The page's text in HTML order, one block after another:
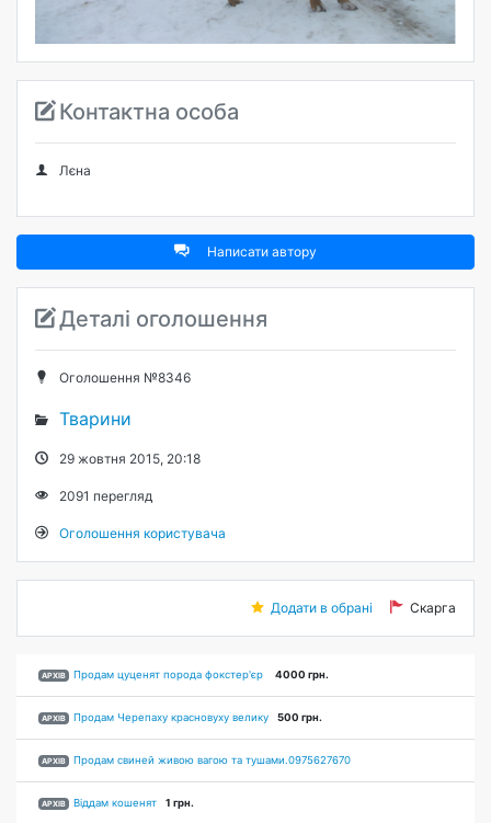
Контактна особа
Лєна
Написати автору
Деталі оголошення
Оголошення №8346
Тварини
29 жовтня 2015, 20:18
2091 перегляд
Оголошення користувача
Скарга
Додати в обрані
АРХІВ Продам цуценят порода фокстер'єр 4000 грн.
АРХІВ Продам Черепаху красновуху велику 500 грн.
АРХІВ Продам свиней живою вагою та тушами.0975627670
АРХІВ Віддам кошенят 1 грн.